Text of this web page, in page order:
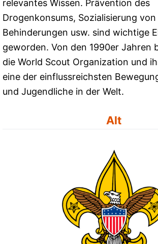
relevantes Wissen. Prävention des
Drogenkonsums, Sozialisierung
Behinderungen usw. sind wichtige
geworden. Von den 1990er Jahren
die World Scout Organization und
eine der einflussreichsten
und Jugendliche in der Welt.
Alt